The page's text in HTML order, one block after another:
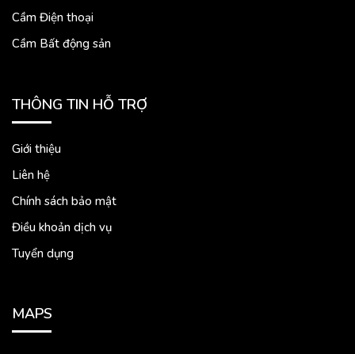
Cầm Điện thoại
Cầm Bất động sản
THÔNG TIN HỖ TRỢ
Giới thiệu
Liên hệ
Chính sách bảo mật
Điều khoản dịch vụ
Tuyển dụng
MAPS